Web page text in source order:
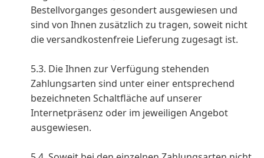
Bestellvorganges gesondert ausgewiesen und
sind von Ihnen zusätzlich zu tragen, soweit nicht
die versandkostenfreie Lieferung zugesagt ist.
5.3. Die Ihnen zur Verfügung stehenden
Zahlungsarten sind unter einer entsprechend
bezeichneten Schaltfläche auf unserer
Internetpräsenz oder im jeweiligen Angebot
ausgewiesen.